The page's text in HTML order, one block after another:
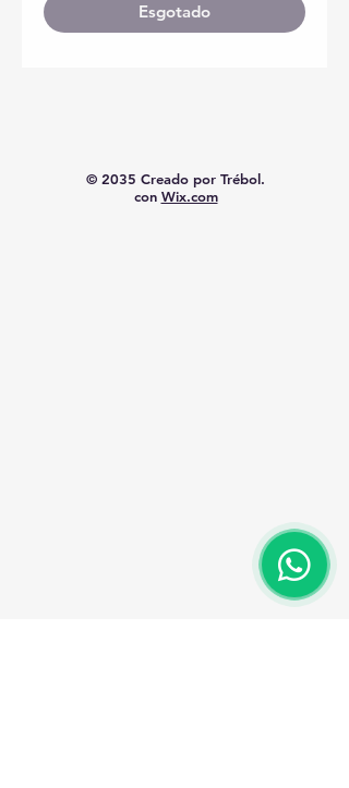
Esgotado
© 2035 Creado por Trébol.
con Wix.com